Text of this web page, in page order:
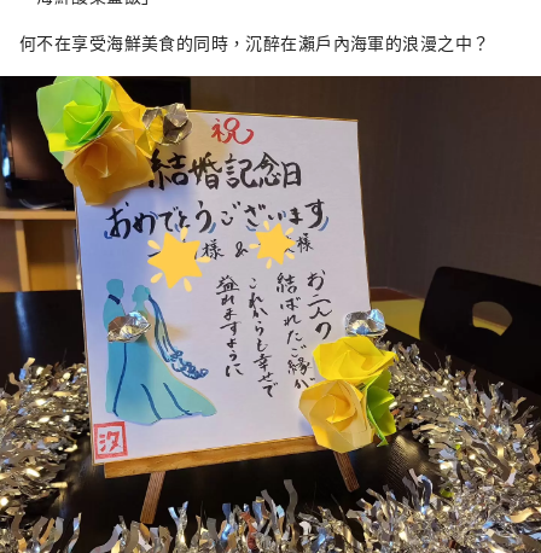
何不在享受海鮮美食的同時，沉醉在瀨戶內海軍的浪漫之中？